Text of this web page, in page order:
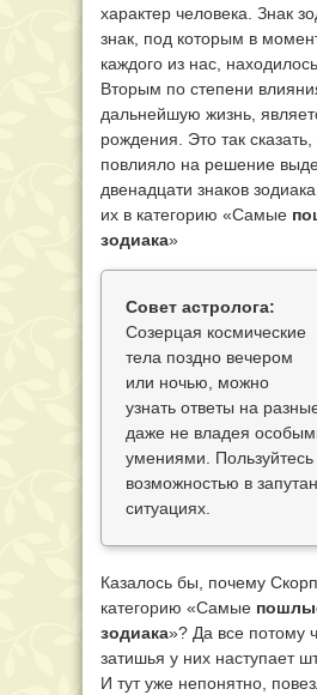
характер человека. Знак
знак, под которым в
каждого из нас,
Вторым по степени
дальнейшую жизнь,
рождения. Это так сказать,
повлияло на решение
двенадцати знаков
их в категорию «Самые
зодиака»
Совет астролога:
Созерцая космические
тела поздно вечером
или ночью, можно
узнать ответы на
даже не владея
умениями. Пользуйтесь
возможностью в
ситуациях.
Казалось бы, почему
категорию «Самые
зодиака»? Да все потому
затишья у них наступает
И тут уже непонятно,